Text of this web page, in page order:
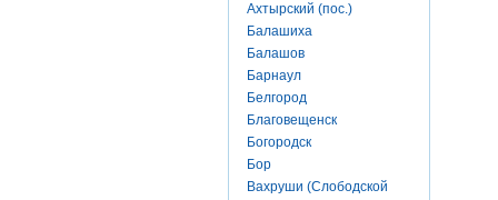
Ахтырский (пос.)
Балашиха
Балашов
Барнаул
Белгород
Благовещенск
Богородск
Бор
Вахруши (Слободской